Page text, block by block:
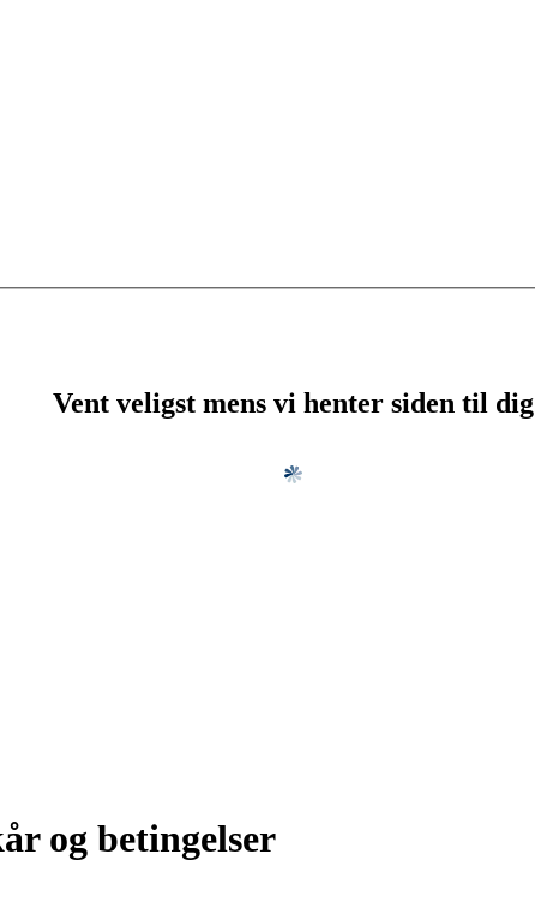
Vent veligst mens vi henter siden til dig
og betingelser